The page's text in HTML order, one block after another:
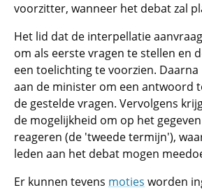
voorzitter, wanneer het debat zal
Het lid dat de interpellatie
om als eerste vragen te stellen en
een toelichting te voorzien.
aan de minister om een antwoord
de gestelde vragen. Vervolgens
de mogelijkheid om op het
reageren (de 'tweede termijn'),
leden aan het debat mogen
Er kunnen tevens moties worden